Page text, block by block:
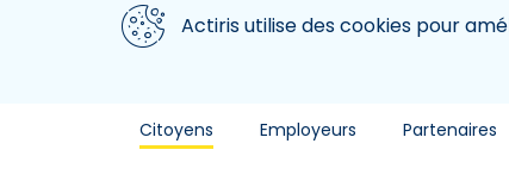
Aller au contenu principal
Nous utilisons des cookiesActiris utilise des cookies pour
Citoyens Employeurs Partenaires